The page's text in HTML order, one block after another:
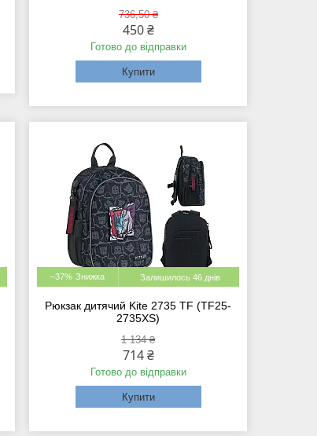
736,50 ₴
450 ₴
Готово до відправки
Купити
–37% Залишилось 46 днів
Рюкзак дитячий Kite 2735 TF (TF25-
2735XS)
1 134 ₴
714 ₴
Готово до відправки
Купити